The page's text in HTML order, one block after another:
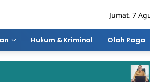
Jumat, 7
Hukum & Kriminal Olah Raga
PKH
Cair